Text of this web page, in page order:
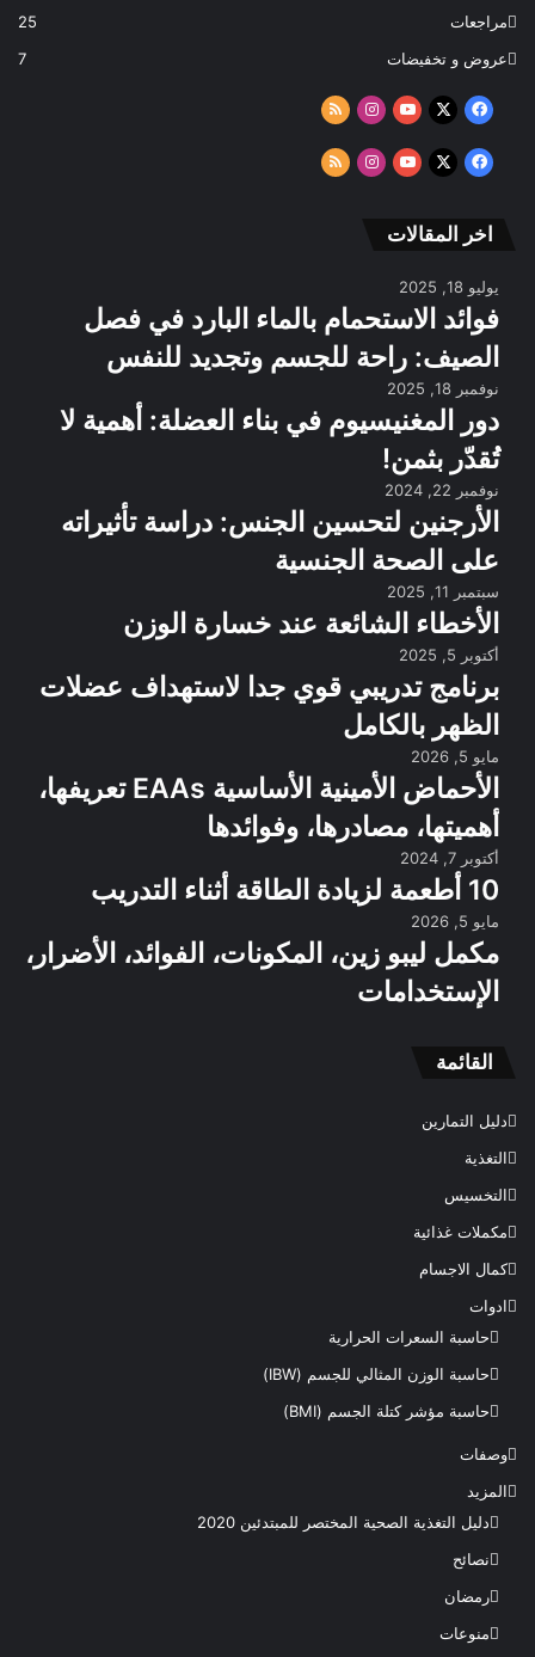
مراجعات
25
عروض و تخفيضات
7
فيسبوك
‫X
‫YouTubeانستقرامملخص
RSS
فيسبوك
‫X
‫YouTubeانستقرامملخص
اخر المقالات
يوليو 18, 2025
فوائد الاستحمام بالماء البارد في فصل
الصيف: راحة للجسم وتجديد للنفس
نوفمبر 18, 2025
دور المغنيسيوم في بناء العضلة: أهمية لا
تُقدّر بثمن!
نوفمبر 22, 2024
الأرجنين لتحسين الجنس: دراسة تأثيراته
على الصحة الجنسية
سبتمبر 11, 2025
الأخطاء الشائعة عند خسارة الوزن
أكتوبر 5, 2025
برنامج تدريبي قوي جدا لاستهداف عضلات
الظهر بالكامل
مايو 5, 2026
الأحماض الأمينية الأساسية EAAs تعريفها،
أهميتها، مصادرها، وفوائدها
أكتوبر 7, 2024
10 أطعمة لزيادة الطاقة أثناء التدريب
مايو 5, 2026
مكمل ليبو زين، المكونات، الفوائد، الأضرار،
الإستخدامات
القائمة
دليل التمارين
التغذية
التخسيس
مكملات غذائية
كمال الاجسام
ادوات
حاسبة السعرات الحرارية
حاسبة الوزن المثالي للجسم (IBW)
حاسبة مؤشر كتلة الجسم (BMI)
وصفات
المزيد
دليل التغذية الصحية المختصر للمبتدئين 2020​
نصائح
رمضان
منوعات